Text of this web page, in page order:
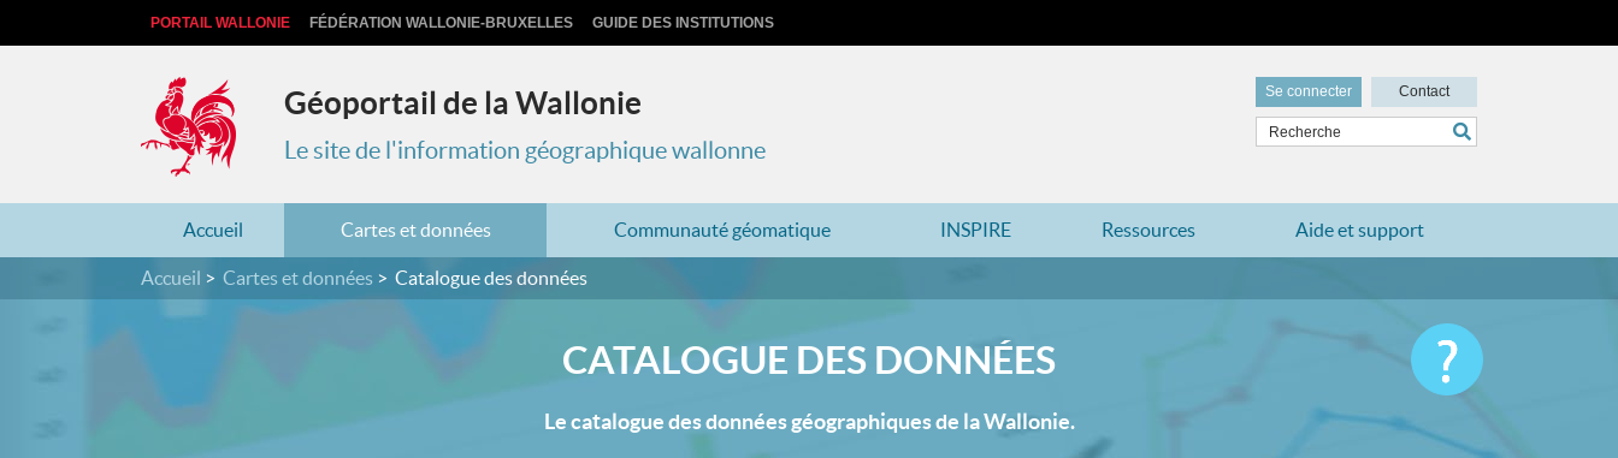
PORTAIL WALLONIE FÉDÉRATION WALLONIE-BRUXELLES GUIDE DES INSTITUTIONS
Géoportail de la Wallonie
Le site de l'information géographique wallonne
Se connecter Contact
Accueil Cartes et données Communauté géomatique INSPIRE Ressources Aide et support
Accueil Cartes et données Catalogue des données
CATALOGUE DES DONNÉES
Le catalogue des données géographiques de la Wallonie.